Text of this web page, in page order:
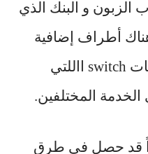
الزبون و البنك الذي
أطراف إضافية
switch
االلتي
المختلفين.
قد حصل في طرق